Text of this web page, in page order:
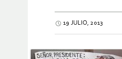
19 JULIO, 2013